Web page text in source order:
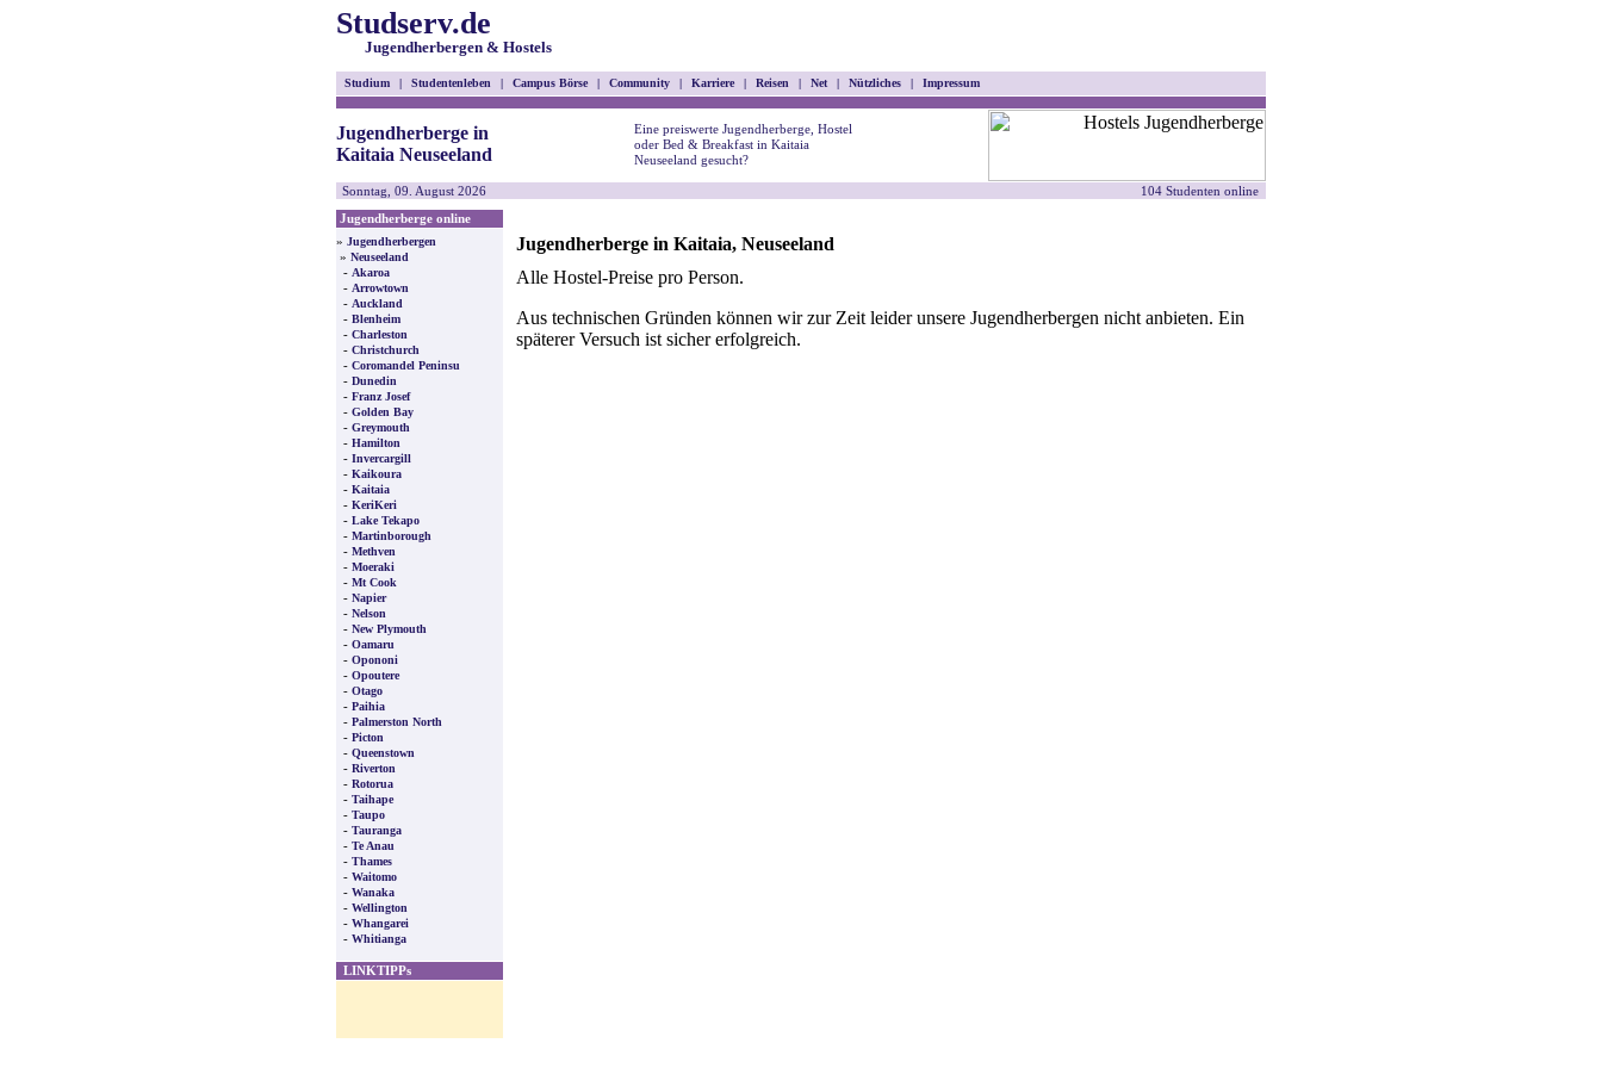
Studserv.de
Jugendherbergen & Hostels
Studium | Studentenleben | Campus Börse | Community | Karriere | Reisen | Net | Nützliches | Impressum
Jugendherberge in
Kaitaia Neuseeland
Eine preiswerte Jugendherberge, Hostel
oder Bed & Breakfast in Kaitaia
Neuseeland gesucht?
Sonntag, 09. August 2026
104 Studenten online
Jugendherberge online
» Jugendherbergen
» Neuseeland
- Akaroa
- Arrowtown
- Auckland
- Blenheim
- Charleston
- Christchurch
- Coromandel Peninsu
- Dunedin
- Franz Josef
- Golden Bay
- Greymouth
- Hamilton
- Invercargill
- Kaikoura
- Kaitaia
- KeriKeri
- Lake Tekapo
- Martinborough
- Methven
- Moeraki
- Mt Cook
- Napier
- Nelson
- New Plymouth
- Oamaru
- Opononi
- Opoutere
- Otago
- Paihia
- Palmerston North
- Picton
- Queenstown
- Riverton
- Rotorua
- Taihape
- Taupo
- Tauranga
- Te Anau
- Thames
- Waitomo
- Wanaka
- Wellington
- Whangarei
- Whitianga
LINKTIPPs
Jugendherberge in Kaitaia, Neuseeland
Alle Hostel-Preise pro Person.
Aus technischen Gründen können wir zur Zeit leider unsere Jugendherbergen nicht anbieten. Ein
späterer Versuch ist sicher erfolgreich.